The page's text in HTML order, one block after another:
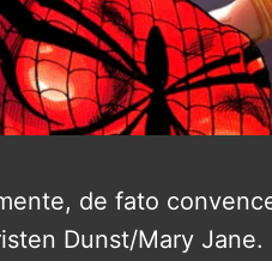
de fato
Dunst/Mary